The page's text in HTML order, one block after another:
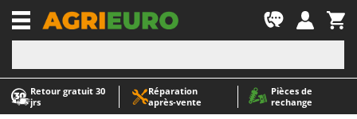
Retour gratuit 30
jrs
Réparation
après‑vente
Pièces de
rechange
-1
A
Abris de jardin
A